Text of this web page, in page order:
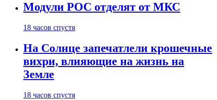
Модули РОС отделят от МКС
18 часов спустя
На Солнце запечатлели крошечные
вихри, влияющие на жизнь на
Земле
18 часов спустя